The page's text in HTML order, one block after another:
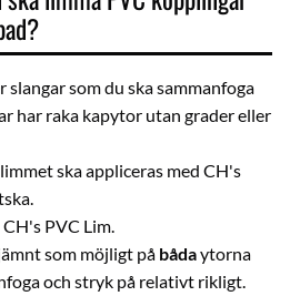
slangar som du ska sammanfoga
har raka kapytor utan grader eller
ska appliceras med CH's
CH's PVC Lim
som möjligt på bådaytorna
och stryk på relativt rikligt.